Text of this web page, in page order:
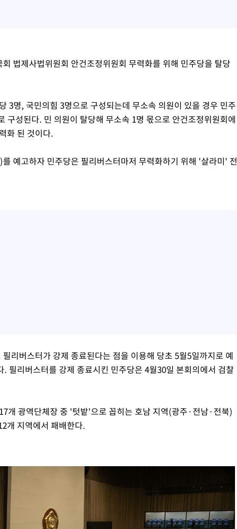
법제사법위원회 안건조정위원회 무력화를 위해 민주당을 탈당
3명, 국민의힘 3명으로 구성되는데 무소속 의원이 있을 경우 민주
구성된다. 민 의원이 탈당해 무소속 1명 몫으로 안건조정위원회에
화 된 것이다.
예고하자 민주당은 필리버스터마저 무력화하기 위해 '살라미' 전
리버스터가 강제 종료된다는 점을 이용해 당초 5월5일까지로 예
필리버스터를 강제 종료시킨 민주당은 4월30일 본회의에서 검찰
개 광역단체장 중 '텃밭'으로 꼽히는 호남 지역(광주·전남·전북)
개 지역에서 패배한다.